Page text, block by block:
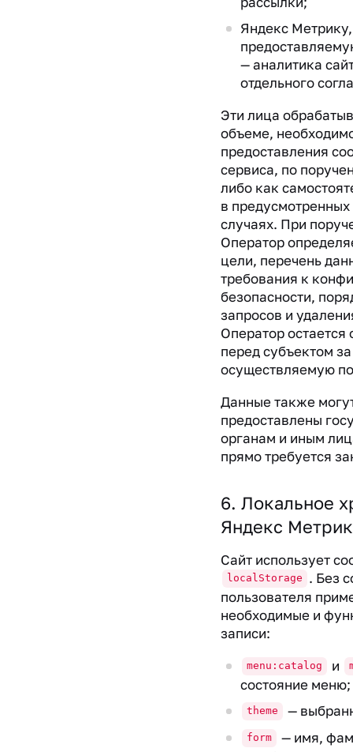
Яндекс Метрику,
— аналитика
отдельного
Эти лица
объеме,
предоставления
сервиса, по
либо как
в
случаях. При
Оператор
цели, перечень
требования к
безопасности,
запросов и
Оператор остается
перед субъектом
осуществляемую
Данные также
предоставлены
органам и иным
прямо требуется
6. Локальное
Яндекс
Сайт использует
localStorage
. Без
пользователя
необходимые и
записи:
menu:catalog и
состояние меню;
theme —
form
— имя,